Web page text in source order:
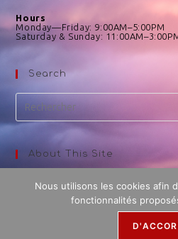
Hours
Monday—Friday: 9:00AM–5:00PM
Saturday & Sunday:
Search
About This Site
or include some credits.
Nous utilisons les cookies afin
fonctionnalités